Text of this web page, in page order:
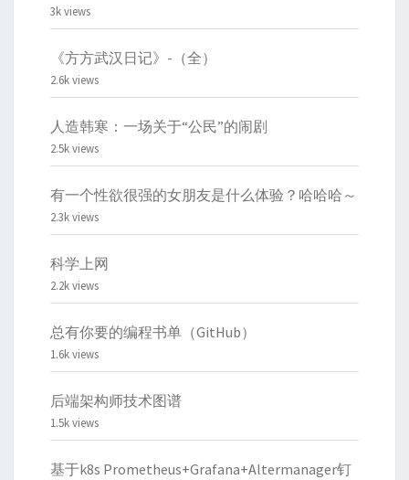
3k views
《方方武汉日记》-（全）
2.6k views
人造韩寒：一场关于“公民”的闹剧
2.5k views
有一个性欲很强的女朋友是什么体验？哈哈哈～
2.3k views
科学上网
2.2k views
总有你要的编程书单（GitHub）
1.6k views
后端架构师技术图谱
1.5k views
基于k8s Prometheus+Grafana+Altermanager钉